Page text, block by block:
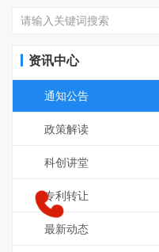
资讯中心
通知公告
政策解读
科创讲堂
专利转让
最新动态